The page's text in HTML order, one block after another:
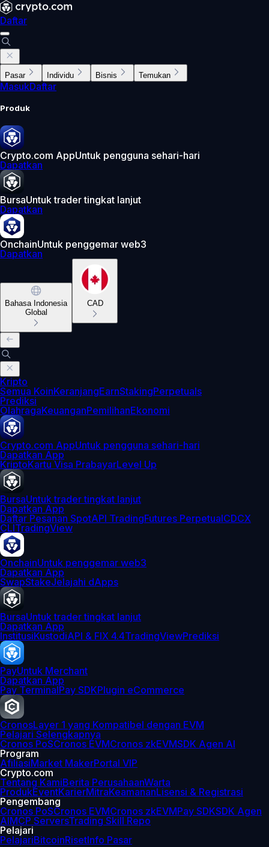
Daftar
Pasar Individu Bisnis Temukan
MasukDaftar
Produk
Crypto.com AppUntuk pengguna sehari-hari
Dapatkan
BursaUntuk trader tingkat lanjut
Dapatkan
OnchainUntuk penggemar web3
Dapatkan
Bahasa Indonesia
Global
CAD
Kripto
Semua KoinKeranjangEarnStakingPerpetuals
Prediksi
OlahragaKeuanganPemilihanEkonomi
Crypto.com AppUntuk pengguna sehari-hari
Dapatkan App
KriptoKartu Visa PrabayarLevel Up
BursaUntuk trader tingkat lanjut
Dapatkan App
Daftar Pesanan SpotAPI TradingFutures PerpetualCDCX
CLITradingView
OnchainUntuk penggemar web3
Dapatkan App
SwapStakeJelajahi dApps
BursaUntuk trader tingkat lanjut
Dapatkan App
InstitusiKustodiAPI & FIX 4.4TradingViewPrediksi
PayUntuk Merchant
Dapatkan App
Pay TerminalPay SDKPlugin eCommerce
CronosLayer 1 yang Kompatibel dengan EVM
Pelajari Selengkapnya
Cronos PoSCronos EVMCronos zkEVMSDK Agen AI
Program
AfiliasiMarket MakerPortal VIP
Crypto.com
Tentang KamiBerita PerusahaanWarta
ProdukEventKarierMitraKeamananLisensi & Registrasi
Pengembang
Cronos PoSCronos EVMCronos zkEVMPay SDKSDK Agen
AIMCP ServersTrading Skill Repo
Pelajari
PelajariBitcoinRisetInfo Pasar